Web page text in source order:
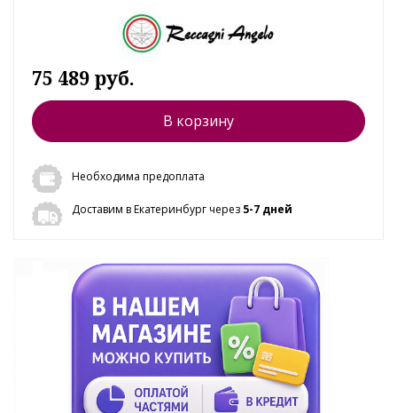
75 489 руб.
В корзину
Необходима предоплата
Доставим в Екатеринбург через 5-7 дней